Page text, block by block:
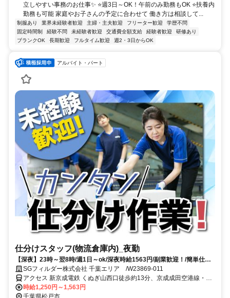
立しやすい事務のお仕事✨ ⭐週3日～OK！午前のみ勤務もOK ⭐扶養内
勤務も可能 家庭やお子さんの予定に合わせて 働き方は相談して...
制服あり 業界未経験者歓迎 主婦・主夫歓迎 フリーター歓迎
学歴不問
固定時間制
経験不問 未経験者歓迎 交通費全額支給 経験者歓迎
研修あり
ブランクOK
長期歓迎 フルタイム歓迎 週2・3日からOK
アルバイト・パート
仕分けスタッフ(物流倉庫内)_夜勤
【深夜】23時～翌8時/週1日～ok/深夜時給1563円/副業歓迎！/簡単仕分
け作業！
SGフィルダー株式会社 千葉エリア /W23869-011
アクセス 新京成電鉄 くぬぎ山西口徒歩約13分、京成成田空港線・北
総鉄道線 松飛台徒歩約16分、京成成田空港線・北総鉄道線 大町（千
葉県）徒歩約16分 新京成線：くぬぎ山駅、北総線：松飛台駅から徒
時給1,250円～1,563円
千葉県松戸市